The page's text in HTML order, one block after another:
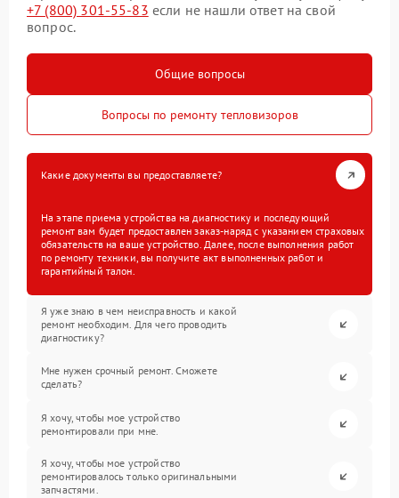
+7 (800) 301-55-83 если не нашли ответ на свой
вопрос.
Общие вопросы
Вопросы по ремонту тепловизоров
Какие документы вы предоставляете?
На этапе приема устройства на диагностику и последующий
ремонт вам будет предоставлен заказ-наряд с указанием страховых
обязательств на ваше устройство. Далее, после выполнения работ
по ремонту техники, вы получите акт выполненных работ и
гарантийный талон.
Я уже знаю в чем неисправность и какой
ремонт необходим. Для чего проводить
диагностику?
Мне нужен срочный ремонт. Сможете
сделать?
Я хочу, чтобы мое устройство
ремонтировали при мне.
Я хочу, чтобы мое устройство
ремонтировалось только оригинальными
запчастями.